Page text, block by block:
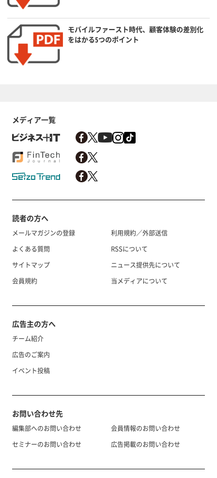
モバイルファースト時代、顧客体験の差別化
をはかる5つのポイント
メディア一覧
読者の方へ
メールマガジンの登録
よくある質問
サイトマップ
会員規約
利用規約／外部送信
RSSについて
ニュース提供先について
当メディアについて
広告主の方へ
チーム紹介
広告のご案内
イベント投稿
お問い合わせ先
編集部へのお問い合わせ
セミナーのお問い合わせ
会員情報のお問い合わせ
広告掲載のお問い合わせ